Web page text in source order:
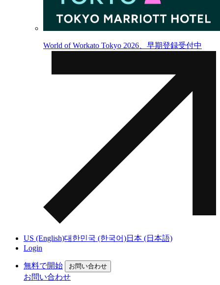
World of Workato Tokyo 2026、早期登録受付中
US (English)대한민국 (한국어)日本 (日本語)
Login
無料で開始 お問い合わせ
お問い合わせ